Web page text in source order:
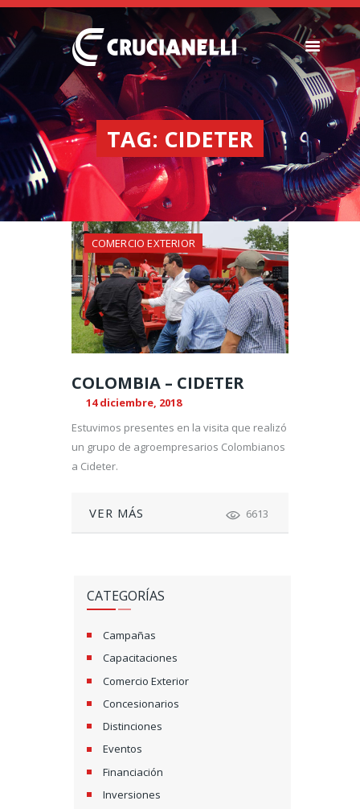
TAG: CIDETER
SEMBRADORAS
FERTILIZADORAS
INSTITUCIONAL
CONCESIONARIOS
NOVEDADES
RECURSOS
CONTACTO
COMERCIO EXTERIOR
COLOMBIA – CIDETER
14 diciembre, 2018
Estuvimos presentes en la visita que realizó
un grupo de agroempresarios Colombianos
a Cideter.
VER MÁS 6613
CATEGORÍAS
Campañas
Capacitaciones
Comercio Exterior
Concesionarios
Distinciones
Eventos
Financiación
Inversiones